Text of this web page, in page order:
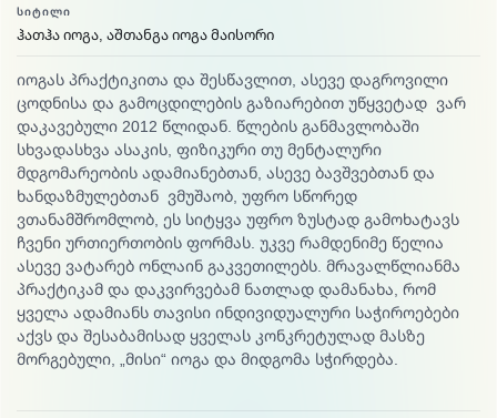
ᲡᲘᲢᲘᲚᲘ
ჰათჰა იოგა, აშთანგა იოგა მაისორი
იოგას პრაქტიკითა და შესწავლით, ასევე დაგროვილი
ცოდნისა და გამოცდილების გაზიარებით უწყვეტად ვარ
დაკავებული 2012 წლიდან. წლების განმავლობაში
სხვადასხვა ასაკის, ფიზიკური თუ მენტალური
მდგომარეობის ადამიანებთან, ასევე ბავშვებთან და
ხანდაზმულებთან ვმუშაობ, უფრო სწორედ
ვთანამშრომლობ, ეს სიტყვა უფრო ზუსტად გამოხატავს
ჩვენი ურთიერთობის ფორმას. უკვე რამდენიმე წელია
ასევე ვატარებ ონლაინ გაკვეთილებს. მრავალწლიანმა
პრაქტიკამ და დაკვირვებამ ნათლად დამანახა, რომ
ყველა ადამიანს თავისი ინდივიდუალური საჭიროებები
აქვს და შესაბამისად ყველას კონკრეტულად მასზე
მორგებული, „მისი“ იოგა და მიდგომა სჭირდება.